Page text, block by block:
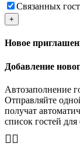
Связанных
+
Новое
Добавление
Автозаполнение
Отправляйте
получат
список гостей для